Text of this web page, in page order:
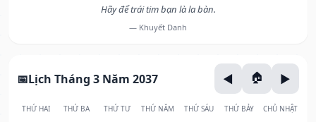
Hãy để trái tim bạn là la bàn.
— Khuyết Danh
Lịch Tháng 3 Năm 2037
THỨ HAI THỨ BA THỨ TƯ THỨ NĂM THỨ SÁU THỨ BẢY CHỦ NHẬT